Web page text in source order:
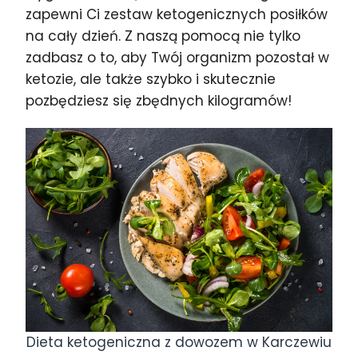
zapewni Ci zestaw ketogenicznych posiłków
na cały dzień. Z naszą pomocą nie tylko
zadbasz o to, aby Twój organizm pozostał w
ketozie, ale także szybko i skutecznie
pozbędziesz się zbędnych kilogramów!
Dieta ketogeniczna z dowozem w Karczewiu